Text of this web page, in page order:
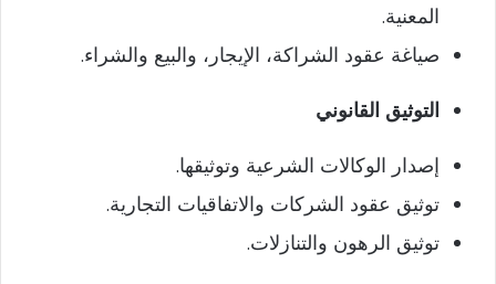
المعنية.
صياغة عقود الشراكة، الإيجار، والبيع والشراء.
التوثيق القانوني
إصدار الوكالات الشرعية وتوثيقها.
توثيق عقود الشركات والاتفاقيات التجارية.
توثيق الرهون والتنازلات.